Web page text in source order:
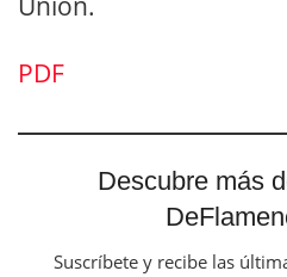
PDF
Descubre más
Suscríbete y recibe las